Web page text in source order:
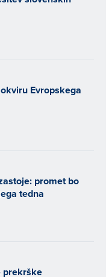
Evropskega
promet bo
tedna
prekrške